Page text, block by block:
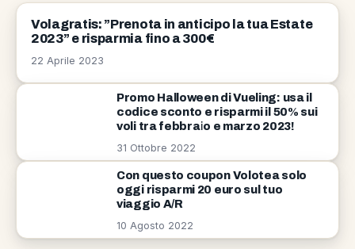
OFFERTE
Volagratis: ”Prenota in anticipo la tua Estate
2023” e risparmia fino a 300€
22 Aprile 2023
Promo Halloween di Vueling: usa il
codice sconto e risparmi il 50% sui
voli tra febbraio e marzo 2023!
31 Ottobre 2022
Con questo coupon Volotea solo
oggi risparmi 20 euro sul tuo
viaggio A/R
10 Agosto 2022